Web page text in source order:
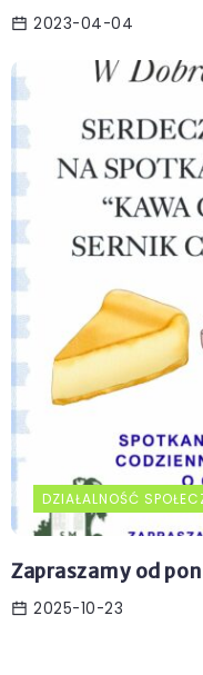
2023-04-04
DZIAŁALNOŚĆ
Zapraszamy od
2025-10-23